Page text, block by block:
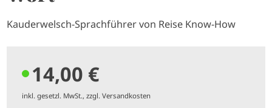
Kauderwelsch-Sprachführer von Reise Know-How
14,00 €
inkl. gesetzl. MwSt., zzgl. Versandkosten